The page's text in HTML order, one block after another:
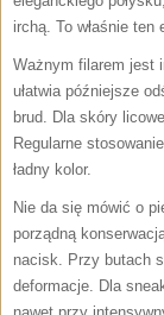
irchą. To właśnie
Ważnym filarem jest
ułatwia późniejsze
brud. Dla skóry
Regularne
ładny kolor.
Nie da się mówić o
porządną
nacisk. Przy butach
deformacje. Dla